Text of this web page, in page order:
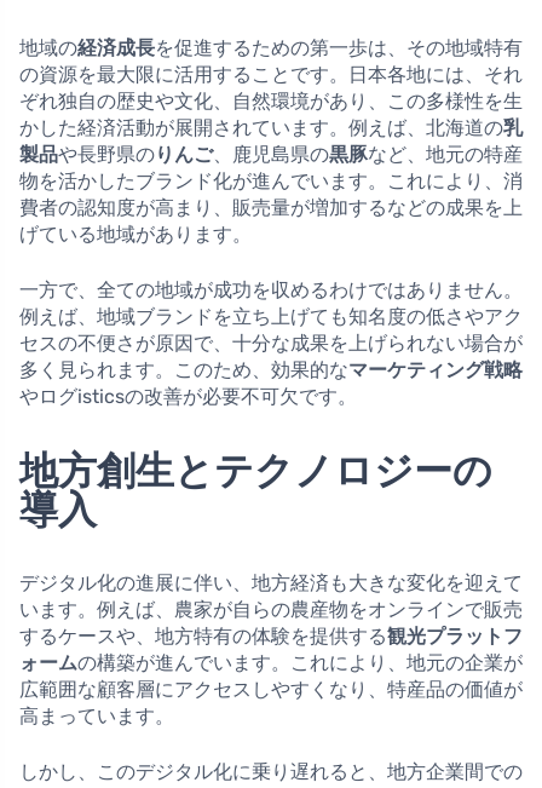
地域の経済成長を促進するための第一歩は、その地域特有
の資源を最大限に活用することです。日本各地には、それ
ぞれ独自の歴史や文化、自然環境があり、この多様性を生
かした経済活動が展開されています。例えば、北海道の乳
製品や長野県のりんご、鹿児島県の黒豚など、地元の特産
物を活かしたブランド化が進んでいます。これにより、消
費者の認知度が高まり、販売量が増加するなどの成果を上
げている地域があります。
一方で、全ての地域が成功を収めるわけではありません。
例えば、地域ブランドを立ち上げても知名度の低さやアク
セスの不便さが原因で、十分な成果を上げられない場合が
多く見られます。このため、効果的なマーケティング戦略
やログisticsの改善が必要不可欠です。
地方創生とテクノロジーの
導入
デジタル化の進展に伴い、地方経済も大きな変化を迎えて
います。例えば、農家が自らの農産物をオンラインで販売
するケースや、地方特有の体験を提供する観光プラットフ
ォームの構築が進んでいます。これにより、地元の企業が
広範囲な顧客層にアクセスしやすくなり、特産品の価値が
高まっています。
しかし、このデジタル化に乗り遅れると、地方企業間での